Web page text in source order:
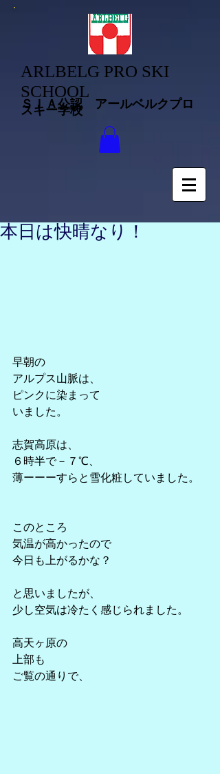
ARLBELG PRO SKI
SCHOOL
ＳＩＡ公認 アールベルクプロ
スキー学校
本日は快晴なり！
早朝の
アルプス山脈は、
ピンクに染まって
いました。
志賀高原は、
６時半で－７℃、
薄ーーーすらと雪化粧していました。
このところ
気温が高かったので
今日も上がるかな？
と思いましたが、
少し空気は冷たく感じられました。
高天ヶ原の
上部も
ご覧の通りで、